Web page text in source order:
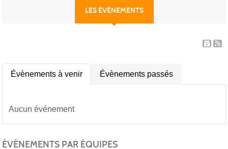
LES ÉVÈNEMENTS
Évènements à venir Évènements passés
Aucun événement
ÉVÉNEMENTS PAR ÉQUIPES